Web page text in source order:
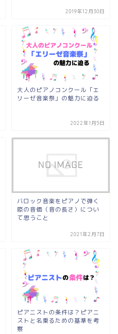
2019年12月30日
大人のピアノコンクール「エ
リーゼ音楽祭」の魅力に迫る
2022年1月5日
バロック音楽をピアノで弾く
際の音価（音の長さ）につい
て思うこと
2021年2月7日
ピアニストの条件は？ピアニ
ストと名乗るための基準を考
察